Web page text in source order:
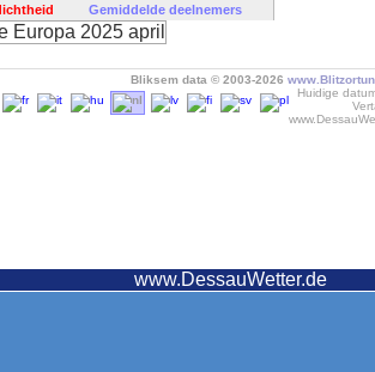
Gemiddelde deelnemers
Bliksem data © 2003-2026
Huidige
www.DessauWetter.de